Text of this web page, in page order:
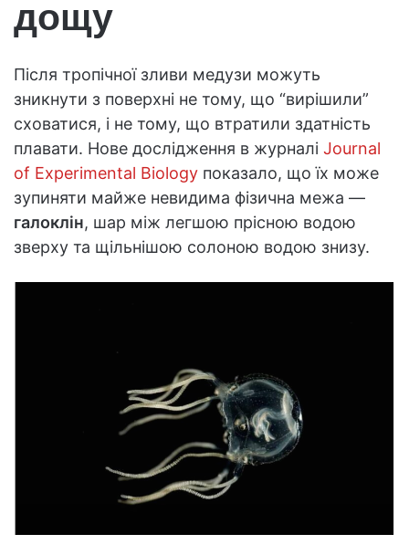
дощу
Після тропічної зливи медузи можуть
зникнути з поверхні не тому, що “вирішили”
сховатися, і не тому, що втратили здатність
плавати. Нове дослідження в журналі Journal
of Experimental Biology показало, що їх може
зупиняти майже невидима фізична межа —
галоклін, шар між легшою прісною водою
зверху та щільнішою солоною водою знизу.